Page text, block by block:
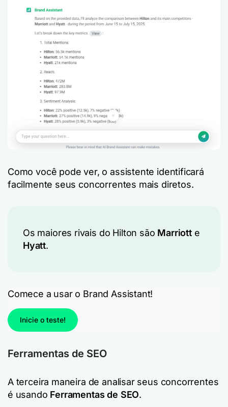
Como você pode ver, o assistente identificará
facilmente seus concorrentes mais diretos.
Os maiores rivais do Hilton são Marriotte
Hyatt.
Comece a usar o Brand Assistant!
Inicie o teste!
Ferramentas de SEO
A terceira maneira de analisar seus concorrentes
é usando Ferramentas de SEO.